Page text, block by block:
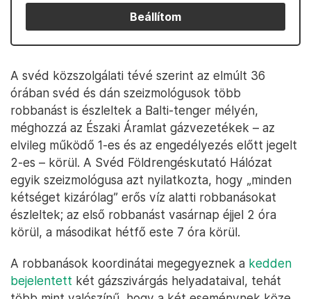
Beállítom
A svéd közszolgálati tévé szerint az elmúlt 36
órában svéd és dán szeizmológusok több
robbanást is észleltek a Balti-tenger mélyén,
méghozzá az Északi Áramlat gázvezetékek – az
elvileg működő 1-es és az engedélyezés előtt jegelt
2-es – körül. A Svéd Földrengéskutató Hálózat
egyik szeizmológusa azt nyilatkozta, hogy „minden
kétséget kizárólag” erős víz alatti robbanásokat
észleltek; az első robbanást vasárnap éjjel 2 óra
körül, a másodikat hétfő este 7 óra körül.
A robbanások koordinátai megegyeznek a kedden
bejelentett két gázszivárgás helyadataival, tehát